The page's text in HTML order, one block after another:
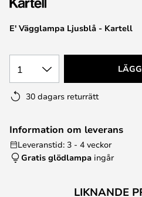
E' Vägglampa Ljusblå - Kartell
1
30 dagars returrätt
Information om leverans
Leveranstid: 3 - 4 veckor
Gratis glödlampa ingår
LIKNANDE